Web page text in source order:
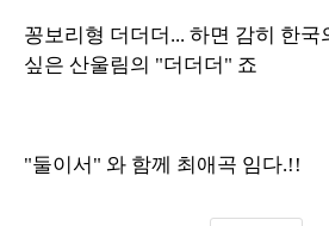
꽁보리형 더더더... 하면 감히 한
싶은 산울림의 "더더더" 죠
"둘이서" 와 함께 최애곡 임다.!!